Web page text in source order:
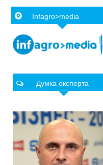
Infagro>media
Думка експерта